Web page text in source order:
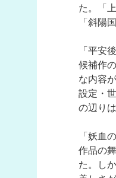
た。「
「斜陽
「平安
候補作
な内容
設定・
の辺り
「妖血
作品の
た。し